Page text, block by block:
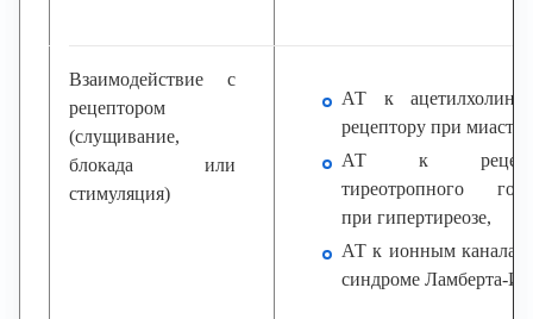
Взаимодействие с
рецептором
(слущивание,
блокада или
стимуляция)
АТ к
рецептору при
АТ к
тиреотропного
при гипертиреозе,
АТ к ионным каналам
синдроме Ламберта-